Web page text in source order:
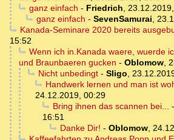
ganz einfach - Friedrich
ganz einfach - SevenSamurai
Kanada-Seminare 2020 bereits
15:52
Wenn ich in.Kanada waere, wuerde
und Braunbaeren gucken - Oblomow
Nicht unbedingt- Sligo
Handwerk lernen und man ist
24.12.2019, 00:29
Bring ihnen das scannen bei...
-
16:51
Danke Dir! - Oblomow,